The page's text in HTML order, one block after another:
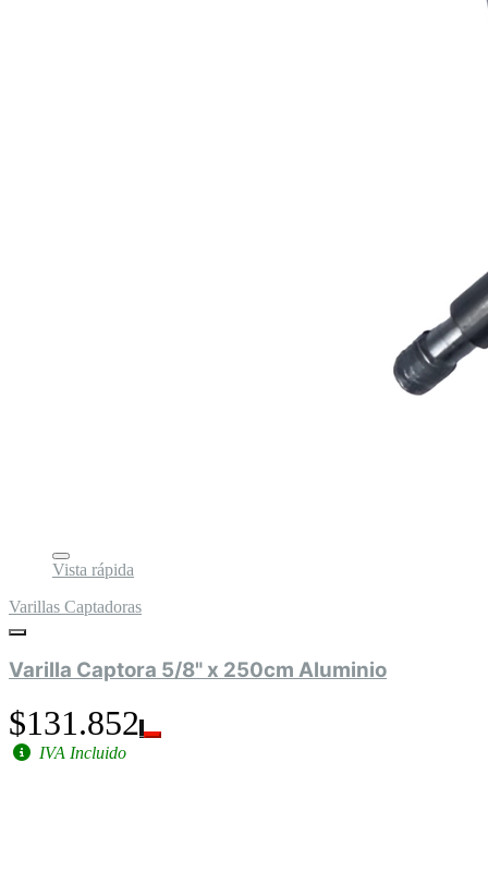
Vista rápida
Varillas Captadoras
Varilla Captora 5/8" x 250cm Aluminio
$131.852
IVA Incluido